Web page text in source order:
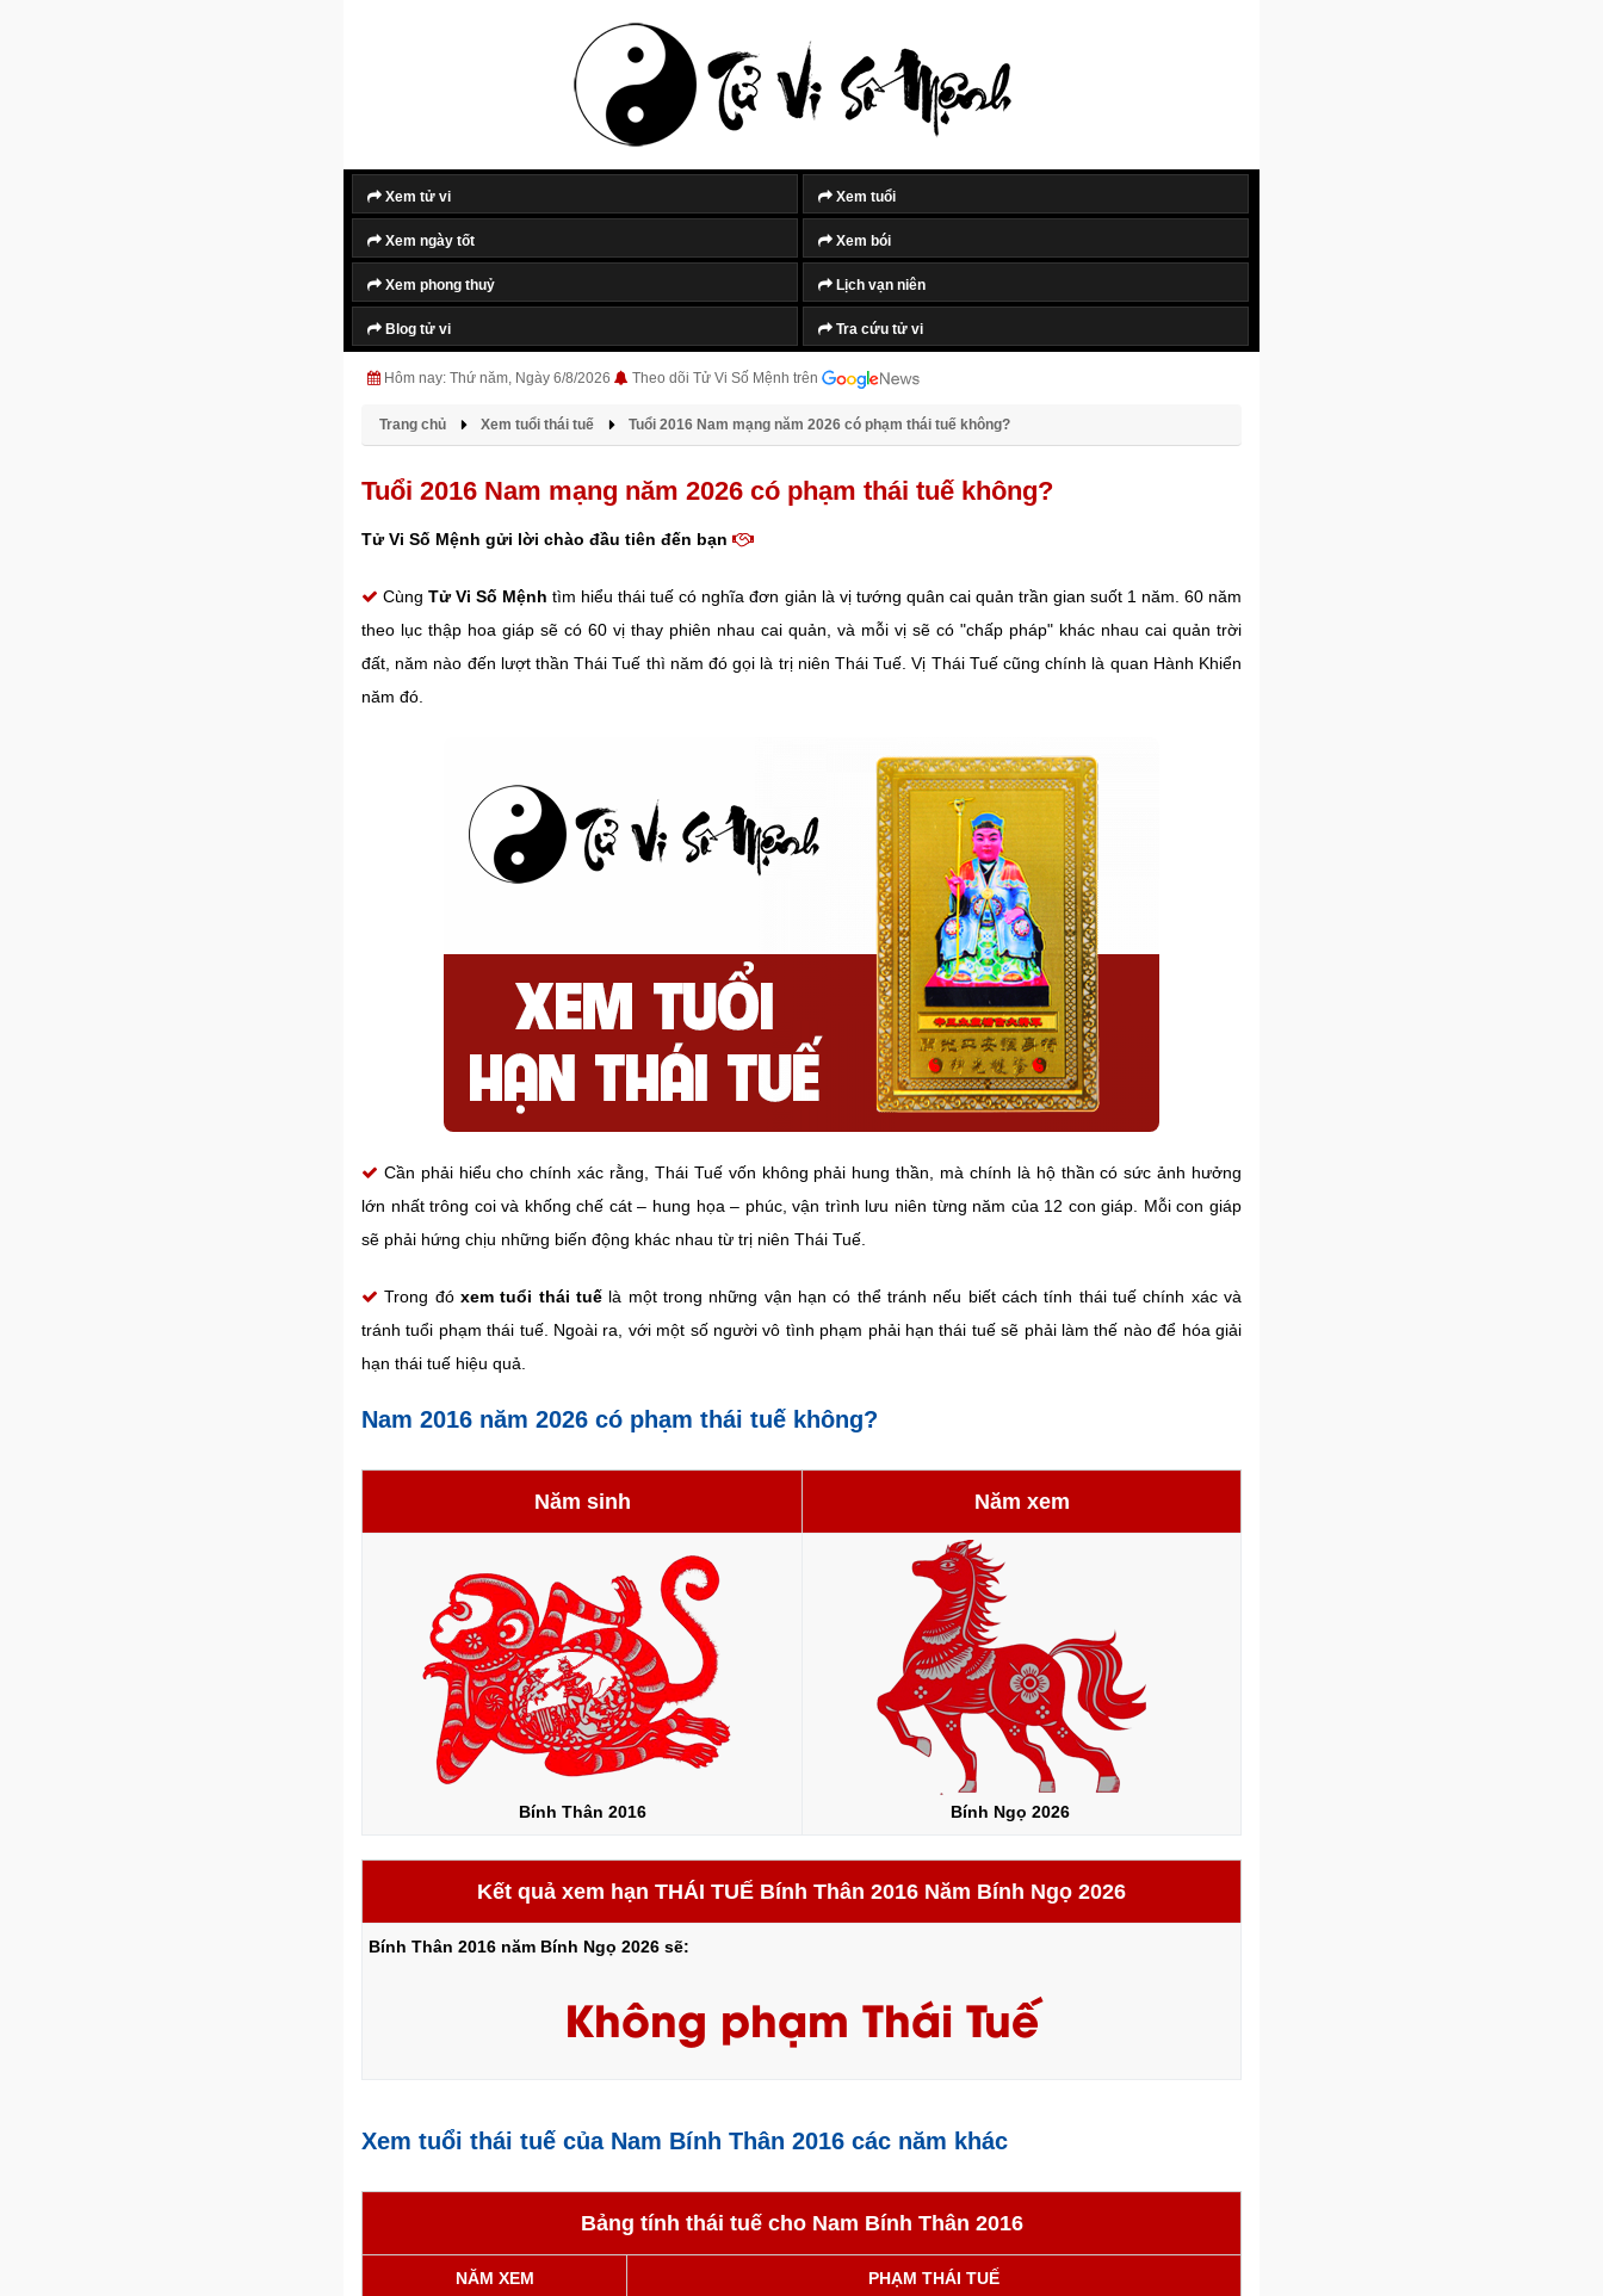
Xem tử vi Xem tuổi
Xem ngày tốt Xem bói
Xem phong thuỷ Lịch vạn niên
Blog tử vi Tra cứu tử vi
Hôm nay: Thứ năm, Ngày 6/8/2026 Theo dõi Tử Vi Số Mệnh trên
Trang chủ Xem tuổi thái tuế Tuổi 2016 Nam mạng năm 2026 có phạm thái tuế không?
Tuổi 2016 Nam mạng năm 2026 có phạm thái tuế không?
Tử Vi Số Mệnh gửi lời chào đầu tiên đến bạn
CùngTử Vi Số Mệnh tìm hiểu thái tuế có nghĩa đơn giản là vị tướng quân cai quản trần gian suốt 1 năm. 60 năm
theo lục thập hoa giáp sẽ có 60 vị thay phiên nhau cai quản, và mỗi vị sẽ có "chấp pháp" khác nhau cai quản trời
đất, năm nào đến lượt thần Thái Tuế thì năm đó gọi là trị niên Thái Tuế. Vị Thái Tuế cũng chính là quan Hành Khiển
năm đó.
Cần phải hiểu cho chính xác rằng, Thái Tuế vốn không phải hung thần, mà chính là hộ thần có sức ảnh hưởng
lớn nhất trông coi và khống chế cát – hung họa – phúc, vận trình lưu niên từng năm của 12 con giáp. Mỗi con giáp
sẽ phải hứng chịu những biến động khác nhau từ trị niên Thái Tuế.
Trong đó xem tuổi thái tuế là một trong những vận hạn có thể tránh nếu biết cách tính thái tuế chính xác và
tránh tuổi phạm thái tuế. Ngoài ra, với một số người vô tình phạm phải hạn thái tuế sẽ phải làm thế nào để hóa giải
hạn thái tuế hiệu quả.
Nam 2016 năm 2026 có phạm thái tuế không?
Năm sinh Năm xem
Bính Thân 2016 Bính Ngọ 2026
Kết quả xem hạn THÁI TUẾ Bính Thân 2016 Năm Bính Ngọ 2026
Bính Thân 2016 năm Bính Ngọ 2026 sẽ:
Không phạm Thái Tuế
Xem tuổi thái tuế của Nam Bính Thân 2016 các năm khác
Bảng tính thái tuế cho Nam Bính Thân 2016
NĂM XEM PHẠM THÁI TUẾ